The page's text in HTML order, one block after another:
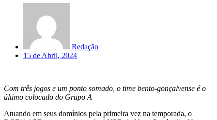
Redação
15 de Abril, 2024
Com três jogos e um ponto somado, o time bento-gonçalvense é o
último colocado do Grupo A
Atuando em seus domínios pela primeira vez na temporada, o